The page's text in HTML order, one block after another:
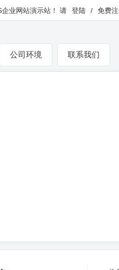
企业网站演示站 ！ 请 登陆 / 免费
公司环境 联系我们